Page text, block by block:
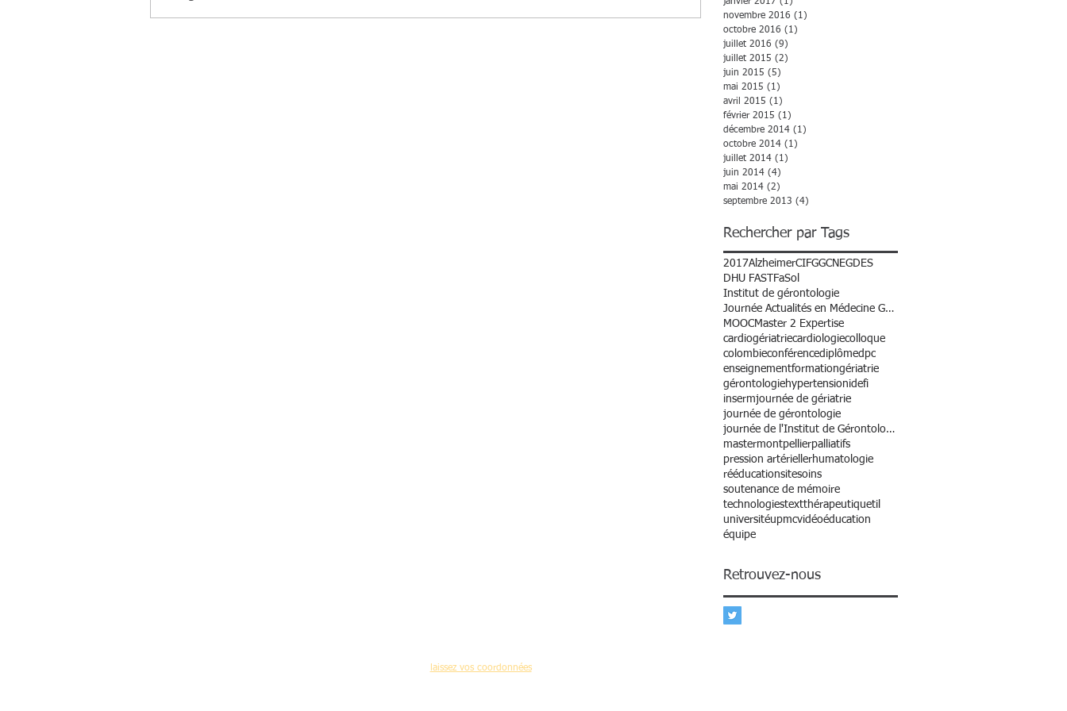
novembre 2016 (1)
octobre 2016 (1)
juillet 2016 (9)
juillet 2015 (2)
juin 2015 (5)
mai 2015 (1)
avril 2015 (1)
février 2015 (1)
décembre 2014 (1)
octobre 2014 (1)
juillet 2014 (1)
juin 2014 (4)
mai 2014 (2)
septembre 2013 (4)
Rechercher par Tags
2017AlzheimerCIFGGCNEGDES
DHU FAST
FaSol
Institut de gérontologie
Journée Actualités en Médecine Gériatrique
MOOCMaster 2 Expertise
cardiogériatriecardiologiecolloque
colombieconférencediplômedpc
enseignementformationgériatrie
gérontologiehypertensionidefi
insermjournée de gériatrie
journée de gérontologie
journée de l'Institut de Gérontologie
mastermontpellierpalliatifs
pression artériellerhumatologie
rééducationsitesoins
soutenance de mémoire
technologiestextthérapeutiquetil
universitéupmcvidéoéducation
équipe
Retrouvez-nous
laissez vos coordonnées